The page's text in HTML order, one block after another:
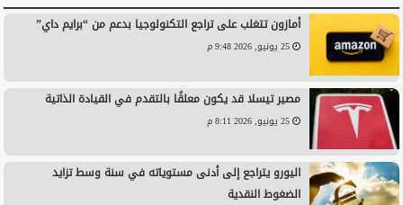
أمازون تتغلب على تراجع التكنولوجيا بدعم من “برايم داي”
25 يونيو, 2026 9:48 م
مصير تيسلا قد يكون معلقًا بالتقدم في القيادة الذاتية
25 يونيو, 2026 8:11 م
اليورو يتراجع إلى أدنى مستوياته في سنة وسط تزايد
الضغوط النقدية